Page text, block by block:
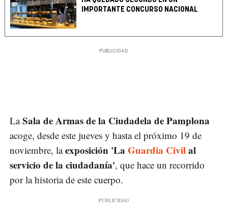
IMPORTANTE CONCURSO NACIONAL
LaSala de Armas de la Ciudadela de Pamplona
acoge, desde este jueves y hasta el próximo 19 de
noviembre, laexposición 'La Guardia Civilal
servicio de la ciudadanía', que hace un recorrido
por la historia de este cuerpo.